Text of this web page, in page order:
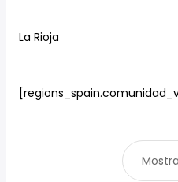
La Rioja